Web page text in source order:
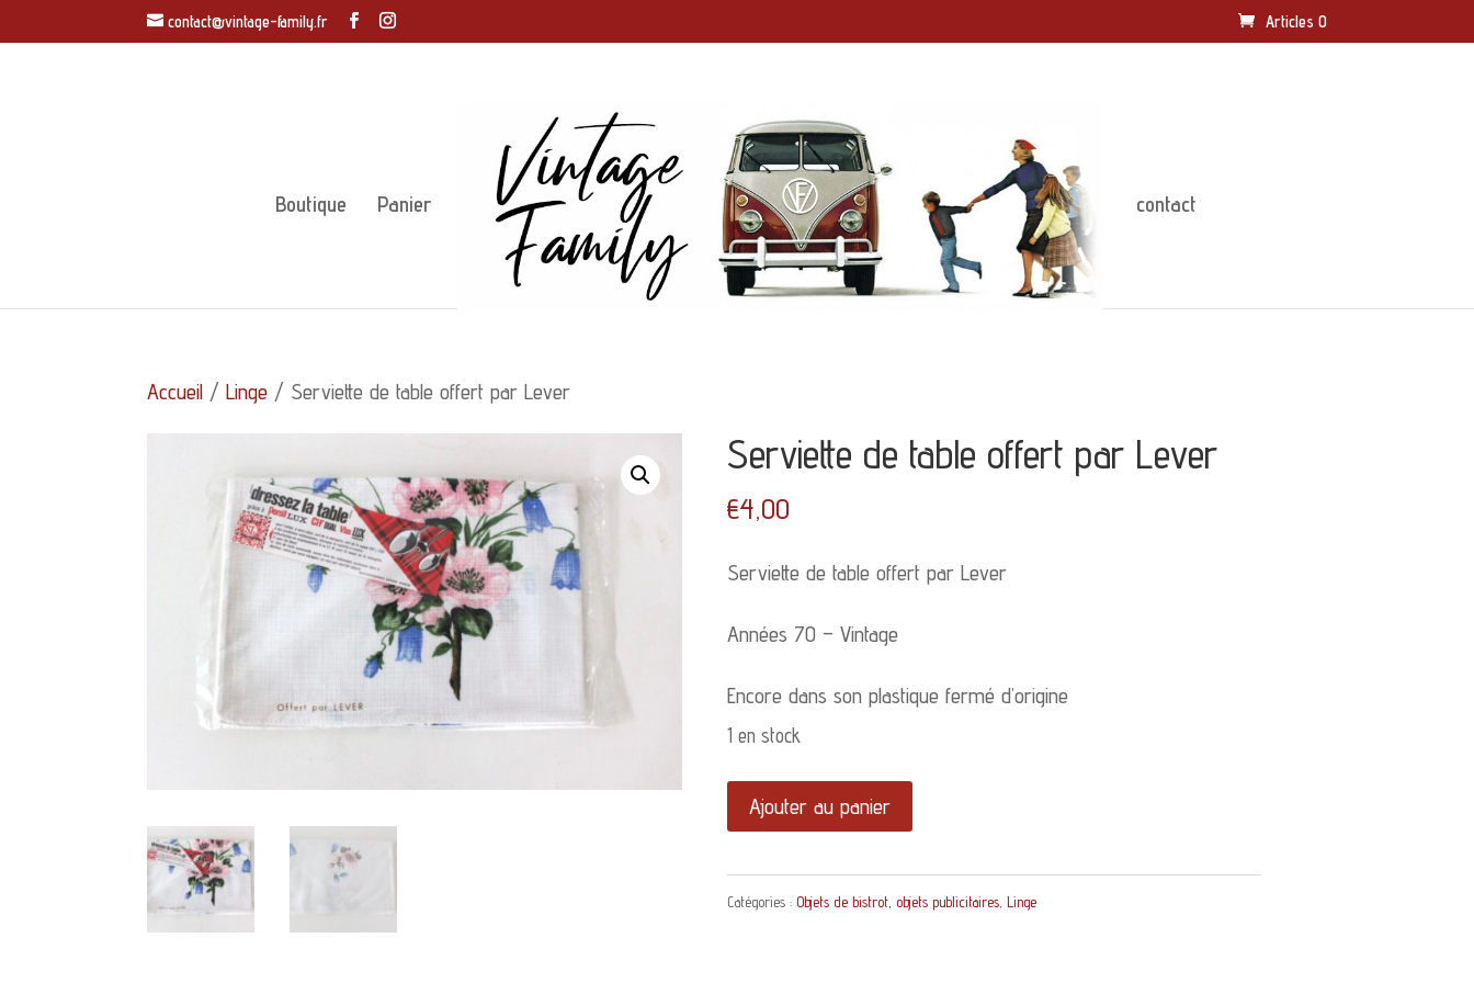
contact@vintage-family.fr Articles 0
Boutique Panier contact
Accueil /Linge / Serviette de table offert par Lever
Serviette de table offert par Lever
€4,00
Serviette de table offert par Lever
Années 70 – Vintage
Encore dans son plastique fermé d’origine
1 en stock
quantité
de
Serviette
Ajouter au panier
Catégories : Objets de bistrot, objets publicitaires, Linge